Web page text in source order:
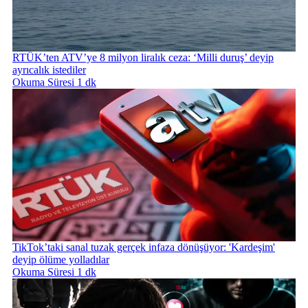
RTÜK’ten ATV’ye 8 milyon liralık ceza: ‘Milli duruş’ deyip
ayrıcalık istediler
Okuma Süresi 1 dk
TikTok’taki sanal tuzak gerçek infaza dönüşüyor: 'Kardeşim'
deyip ölüme yolladılar
Okuma Süresi 1 dk